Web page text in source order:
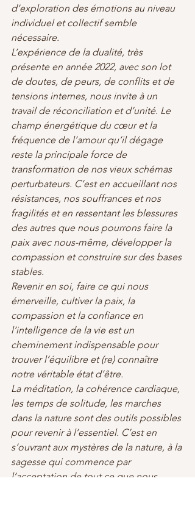
d’exploration des émotions au niveau
individuel et collectif semble
nécessaire.
L’expérience de la dualité, très
présente en année 2022, avec son lot
de doutes, de peurs, de conflits et de
tensions internes, nous invite à un
travail de réconciliation et d’unité. Le
champ énergétique du cœur et la
fréquence de l’amour qu’il dégage
reste la principale force de
transformation de nos vieux schémas
perturbateurs. C’est en accueillant nos
résistances, nos souffrances et nos
fragilités et en ressentant les blessures
des autres que nous pourrons faire la
paix avec nous-même, développer la
compassion et construire sur des bases
stables.
Revenir en soi, faire ce qui nous
émerveille, cultiver la paix, la
compassion et la confiance en
l’intelligence de la vie est un
cheminement indispensable pour
trouver l’équilibre et (re) connaître
notre véritable état d’être.
La méditation, la cohérence cardiaque,
les temps de solitude, les marches
dans la nature sont des outils possibles
pour revenir à l’essentiel. C’est en
s’ouvrant aux mystères de la nature, à la
sagesse qui commence par
l’acceptation de tout ce que nous